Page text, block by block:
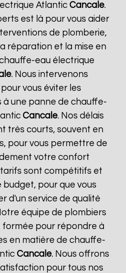
Atlantic Cancale.
est là pour vous aider
de plomberie,
réparation et la mise en
eau électrique
. Nous intervenons
vous éviter les
à une panne de chauffe-
Cancale. Nos délais
très courts, souvent en
pour vous permettre de
votre confort
sont compétitifs et
pour que vous
d'un service de qualité
équipe de plombiers
formée pour répondre à
en matière de chauffe-
Cancale. Nous offrons
pour tous nos